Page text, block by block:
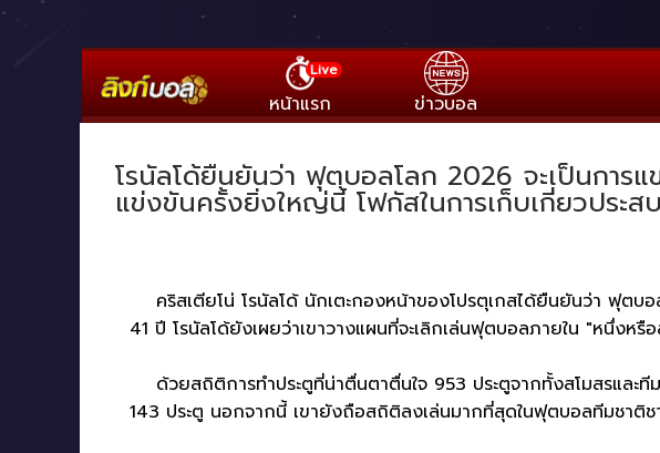
Live
หน้าแรก ข่าวบอล
โรนัลโด้ยืนยันว่า ฟุตบอลโลก 2026 จะเป็นการ
แข่งขันครั้งยิ่งใหญ่นี้ โฟกัสในการเก็บเกี่ยวประ
คริสเตียโน่ โรนัลโด้ นักเตะกองหน้าของโปรตุเกสได้ยืนยันว่า ฟุตบ
41 ปี โรนัลโด้ยังเผยว่าเขาวางแผนที่จะเลิกเล่นฟุตบอลภายใน "หนึ่งห
ด้วยสถิติการทำประตูที่น่าตื่นตาตื่นใจ 953 ประตูจากทั้งสโมสรและที
143 ประตู นอกจากนี้ เขายังถือสถิติลงเล่นมากที่สุดในฟุตบอลทีมชา